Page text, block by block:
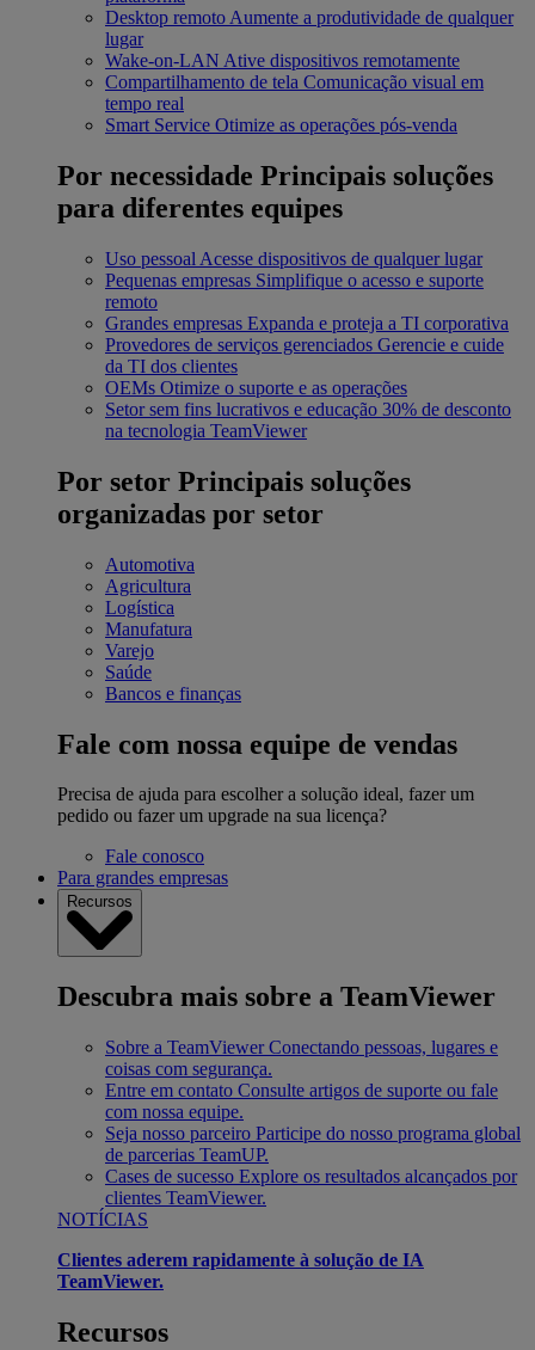
Desktop remoto Aumente a produtividade de qualquer
lugar
Wake-on-LAN Ative dispositivos remotamente
Compartilhamento de tela Comunicação visual em
tempo real
Smart Service Otimize as operações pós-venda
Por necessidade Principais soluções
para diferentes equipes
Uso pessoal Acesse dispositivos de qualquer lugar
Pequenas empresas Simplifique o acesso e suporte
remoto
Grandes empresas Expanda e proteja a TI corporativa
Provedores de serviços gerenciados Gerencie e cuide
da TI dos clientes
OEMs Otimize o suporte e as operações
Setor sem fins lucrativos e educação 30% de desconto
na tecnologia TeamViewer
Por setor Principais soluções
organizadas por setor
Automotiva
Agricultura
Logística
Manufatura
Varejo
Saúde
Bancos e finanças
Fale com nossa equipe de vendas
Precisa de ajuda para escolher a solução ideal, fazer um
pedido ou fazer um upgrade na sua licença?
Fale conosco
Para grandes empresas
Recursos
Descubra mais sobre a TeamViewer
Sobre a TeamViewer Conectando pessoas, lugares e
coisas com segurança.
Entre em contato Consulte artigos de suporte ou fale
com nossa equipe.
Seja nosso parceiro Participe do nosso programa global
de parcerias TeamUP.
Cases de sucesso Explore os resultados alcançados por
clientes TeamViewer.
NOTÍCIAS
Clientes aderem rapidamente à solução de IA
TeamViewer.
Recursos